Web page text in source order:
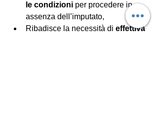
le condizioni per procedere in
assenza dell’imputato,
Ribadisce la necessità di effettiva